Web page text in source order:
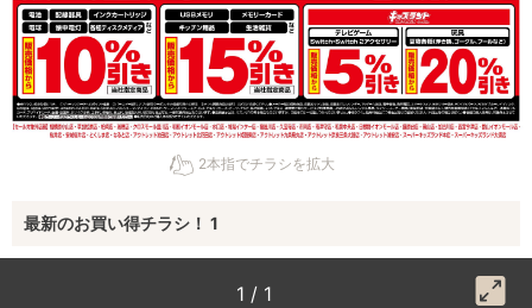
2本指でチラシを拡大
最新のお買い得チラシ！ 1
1 / 1